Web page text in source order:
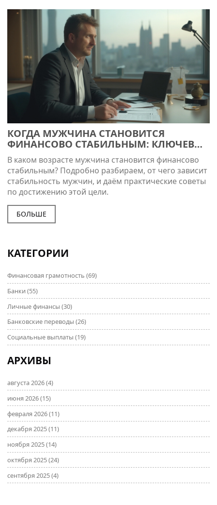
КОГДА МУЖЧИНА СТАНОВИТСЯ
ФИНАНСОВО СТАБИЛЬНЫМ: КЛЮЧЕВОЙ
ВОЗРАСТ И ФАКТОРЫ УСПЕХА
В каком возрасте мужчина становится финансово
стабильным? Подробно разбираем, от чего зависит
стабильность мужчин, и даём практические советы
по достижению этой цели.
БОЛЬШЕ
КАТЕГОРИИ
Финансовая грамотность (69)
Банки (55)
Личные финансы (30)
Банковские переводы (26)
Социальные выплаты (19)
АРХИВЫ
августа 2026(4)
июня 2026(15)
февраля 2026(11)
декабря 2025(11)
ноября 2025(14)
октября 2025(24)
сентября 2025(4)